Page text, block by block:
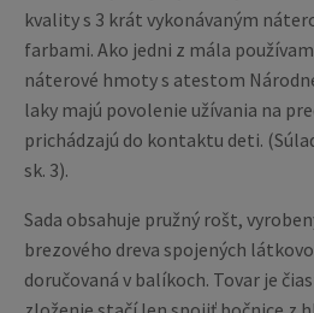
kvality s 3 krát vykonávaným
farbami. Ako jedni z mála
náterové hmoty s atestom
laky majú povolenie užívania na
prichádzajú do kontaktu deti.
sk. 3).
Sada obsahuje pružný rošt,
brezového dreva spojených
doručovaná v balíkoch. Tovar je